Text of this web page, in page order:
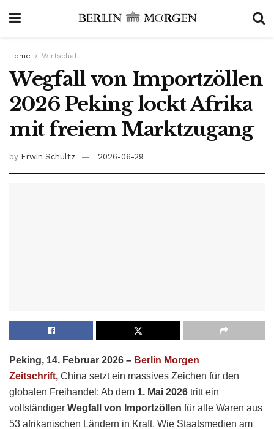
Home Wirtschaft
Wegfall von Importzöllen
2026 Peking lockt Afrika
mit freiem Marktzugang
by Erwin Schultz 2026-06-29
Peking, 14. Februar 2026 – Berlin Morgen
Zeitschrift, China setzt ein massives Zeichen für den
globalen Freihandel: Ab dem 1. Mai 2026 tritt ein
vollständiger Wegfall von Importzöllen für alle Waren aus
53 afrikanischen Ländern in Kraft. Wie Staatsmedien am